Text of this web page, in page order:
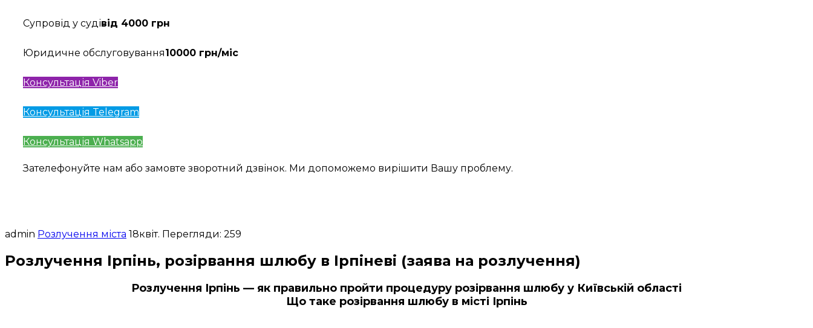
Супровід у судівід 4000 грн
Юридичне обслуговування10000 грн/міс
Консультація Viber
Консультація Telegram
Консультація Whatsapp
Зателефонуйте нам або замовте зворотний дзвінок. Ми допоможемо вирішити Вашу проблему.
admin Розлучення міста 18квіт. Перегляди: 259
Розлучення Ірпінь, розірвання шлюбу в Ірпіневі (заява на розлучення)
Розлучення Ірпінь — як правильно пройти процедуру розірвання шлюбу у Київській області
Що таке розірвання шлюбу в місті Ірпінь